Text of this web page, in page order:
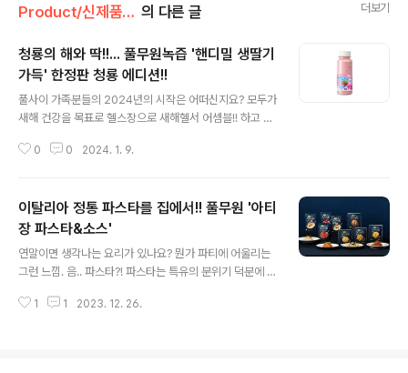
Product/신제품 인사드려요! 의 다른 글 더보기
청룡의 해와 딱!!... 풀무원녹즙 '핸디밀 생딸기
가득' 한정판 청룡 에디션!!
풀사이 가족분들의 2024년의 시작은 어떠신지요? 모두가
새해 건강을 목표로 헬스장으로 새해헬서 어셈블!! 하고 있
운동 이상으로 충분한 수면과 규칙적인 영양보충이 중요하
것 같아요. 그럴 때 필요한 것이 바로 두둥!! 식사 대용식이
라고 생각돼요. 그중에서도 풀무원녹즙의 인기 있는 식사
대용식 '핸디밀 생딸기 가득'은 상큼한 딸기와 신선한 국내
산 원유를 한 병에 담은 제품인데요. 생딸기 과육을 큼직하
게 썰어 넣어 과육의 톡톡 씹히는 식감과 포만감을 높인 것
이 특징이죠. 병당 1,000㎎의 저분자 콜라겐을 함유하고,
0 0 2024. 1. 9.
이탈리아 정통 파스타를 집에서!! 풀무원 '아티
장 파스타&소스'
연말이면 생각나는 요리가 있나요? 뭔가 파티에 어울리는
그런 느낌. 음.. 파스타?! 파스타는 특유의 분위기 덕분에 평
요. 파스타의 나라 이탈리아 No.1 파스타 브랜드 바릴라는
1 1 2023. 12. 26.